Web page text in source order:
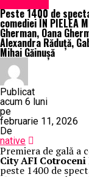
Peste 1400 de
comediei ÎN PIELEA
Gherman, Oana
Alexandra Răduță,
Mihai Găinușă
Publicat
acum 6 luni
pe
februarie 11, 2026
De
native
Premiera de gală a
City AFI
peste 1400 de